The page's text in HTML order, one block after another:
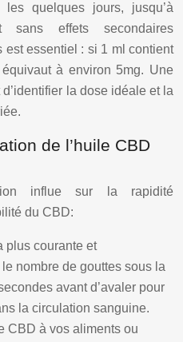
quelques jours, jusqu’à
sans effets secondaires
essentiel : si 1 ml contient
à environ 5mg. Une
la dose idéale et la
de l’huile CBD
influe sur la rapidité
du CBD:
plus courante et
nombre de gouttes sous la
avant d’avaler pour
la circulation sanguine.
CBD à vos aliments ou